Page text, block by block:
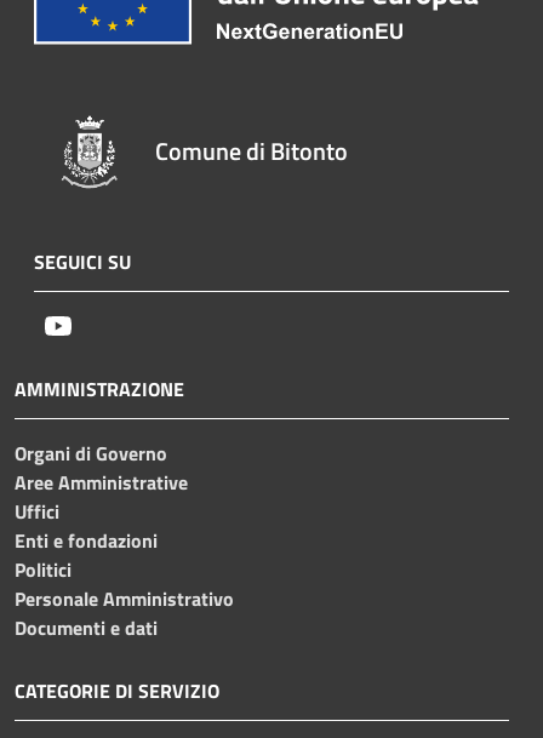
Comune di Bitonto
SEGUICI SU
AMMINISTRAZIONE
Organi di Governo
Aree Amministrative
Uffici
Enti e fondazioni
Politici
Personale Amministrativo
Documenti e dati
CATEGORIE DI SERVIZIO